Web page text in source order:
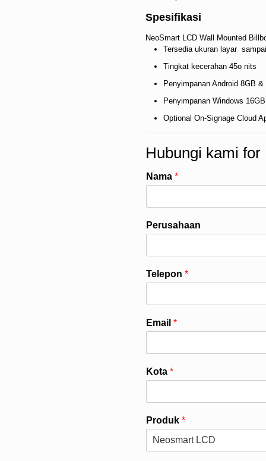
Spesifikasi
NeoSmart LCD Wall Mounted
Tersedia ukuran layar
Tingkat kecerahan 45o nits
Penyimpanan Android 8GB &
Penyimpanan Windows
Optional On-Signage Cloud
Hubungi kami
Nama *
Perusahaan
Telepon *
Email *
Kota *
Produk *